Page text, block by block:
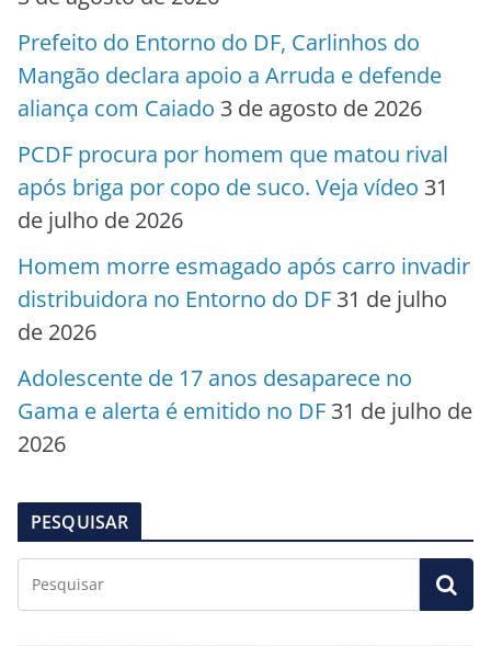
Prefeito do Entorno do DF, Carlinhos do
Mangão declara apoio a Arruda e defende
aliança com Caiado 3 de agosto de 2026
PCDF procura por homem que matou rival
após briga por copo de suco. Veja vídeo 31
de julho de 2026
Homem morre esmagado após carro invadir
distribuidora no Entorno do DF 31 de julho
de 2026
Adolescente de 17 anos desaparece no
Gama e alerta é emitido no DF 31 de julho de
2026
PESQUISAR